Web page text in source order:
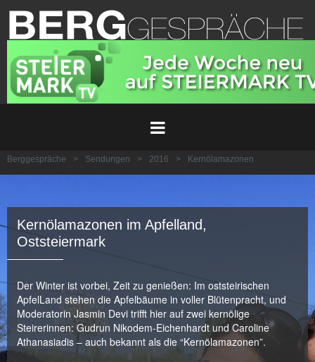
Berggespräche > Sendungen > 2016 > Kernölamazonen
Kernölamazonen im Apfelland,
Oststeiermark
Der Winter ist vorbei, Zeit zu genießen: Im oststeirischen
ApfelLand stehen die Apfelbäume in voller Blütenpracht, und
Moderatorin Jasmin Devi trifft hier auf zwei kernölige
Steirerinnen: Gudrun Nikodem-Eichenhardt und Caroline
Athanasiadis – auch bekannt als die “Kernölamazonen”.